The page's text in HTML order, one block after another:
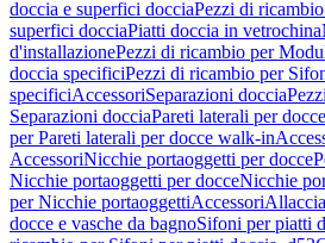
doccia e superfici docciaPezzi di
superfici docciaPiatti doccia in vetrochina
d'installazionePezzi di ricambio per
doccia specificiPezzi di ricambio per
specificiAccessoriSeparazioni doccia
Separazioni docciaPareti laterali per
per Pareti laterali per docce walk-in
AccessoriNicchie portaoggetti per docce
Nicchie portaoggetti per docceNicchie
per Nicchie portaoggettiAccessori
docce e vasche da bagnoSifoni per piatti